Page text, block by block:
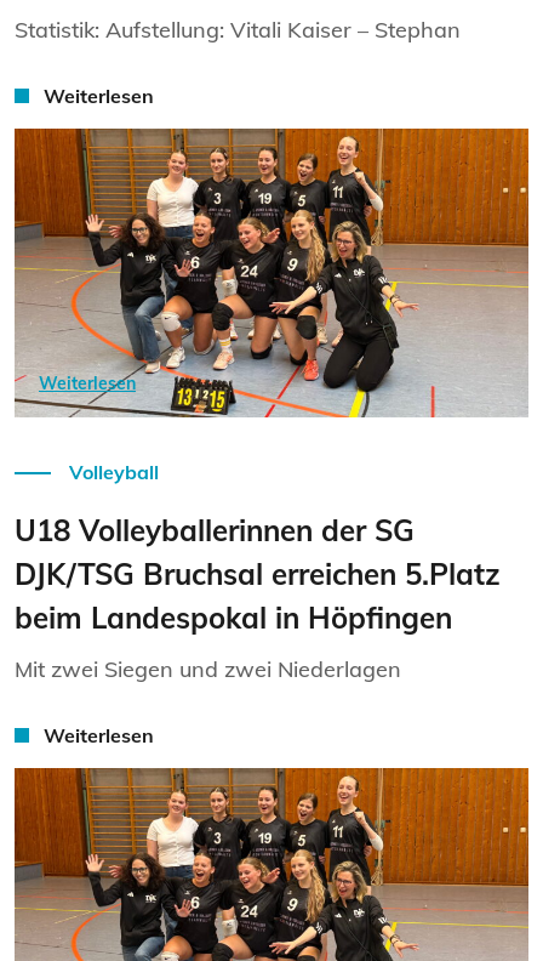
Statistik: Aufstellung: Vitali Kaiser – Stephan
Weiterlesen
Weiterlesen
Volleyball
U18 Volleyballerinnen der SG
DJK/TSG Bruchsal erreichen 5.Platz
beim Landespokal in Höpfingen
Mit zwei Siegen und zwei Niederlagen
Weiterlesen